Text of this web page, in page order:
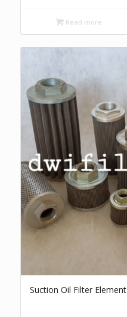
Read more
Suction Oil Filter Element